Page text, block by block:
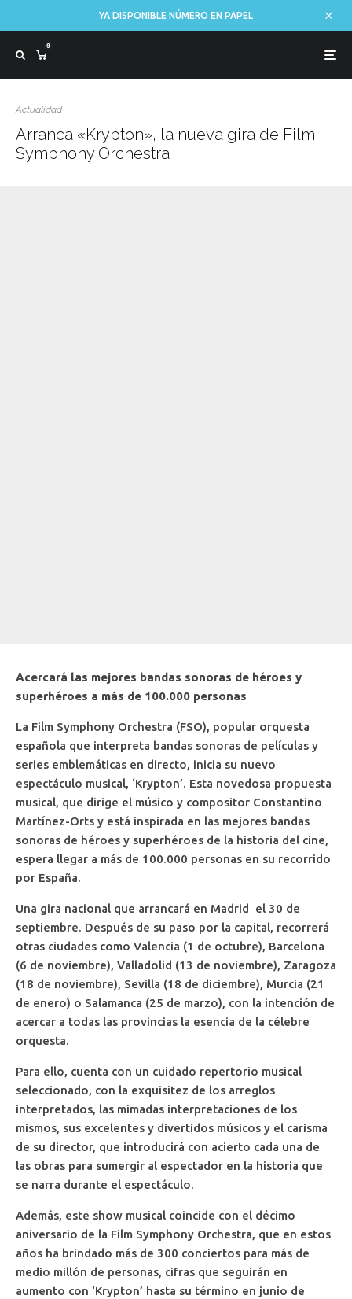
YA DISPONIBLE NÚMERO EN PAPEL
0
Actualidad
Arranca «Krypton», la nueva gira de Film
Symphony Orchestra
Acercará las mejores bandas sonoras de héroes y
superhéroes a más de 100.000 personas
La Film Symphony Orchestra (FSO), popular orquesta
española que interpreta bandas sonoras de películas y
series emblemáticas en directo, inicia su nuevo
espectáculo musical, ‘Krypton’. Esta novedosa propuesta
musical, que dirige el músico y compositor Constantino
Martínez-Orts y está inspirada en las mejores bandas
sonoras de héroes y superhéroes de la historia del cine,
espera llegar a más de 100.000 personas en su recorrido
por España.
Una gira nacional que arrancará en Madrid el 30 de
septiembre. Después de su paso por la capital, recorrerá
otras ciudades como Valencia (1 de octubre), Barcelona
(6 de noviembre), Valladolid (13 de noviembre), Zaragoza
(18 de noviembre), Sevilla (18 de diciembre), Murcia (21
de enero) o Salamanca (25 de marzo), con la intención de
acercar a todas las provincias la esencia de la célebre
orquesta.
Para ello, cuenta con un cuidado repertorio musical
seleccionado, con la exquisitez de los arreglos
interpretados, las mimadas interpretaciones de los
mismos, sus excelentes y divertidos músicos y el carisma
de su director, que introducirá con acierto cada una de
las obras para sumergir al espectador en la historia que
se narra durante el espectáculo.
Además, este show musical coincide con el décimo
aniversario de la Film Symphony Orchestra, que en estos
años ha brindado más de 300 conciertos para más de
medio millón de personas, cifras que seguirán en
aumento con ‘Krypton’ hasta su término en junio de